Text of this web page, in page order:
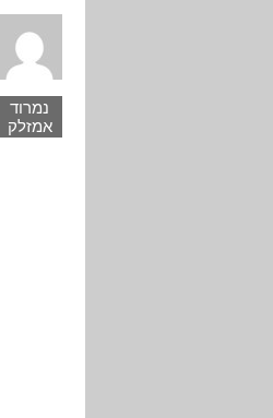
נמרוד
אמזלק